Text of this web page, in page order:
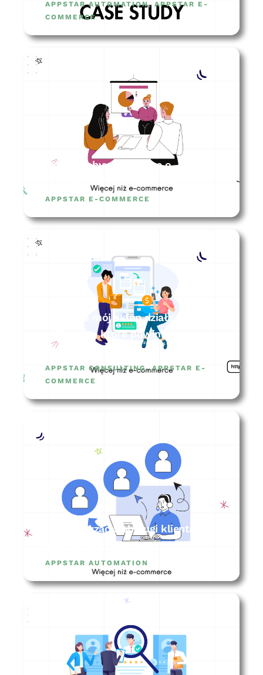
APPSTAR AUTOMATION, APPSTAR E-
COMMERCE
Gdzie zdobywać wiedzę o
APPSTAR E-COMMERCE
Dlaczego mój sklep działa wolno?
– 7 rzeczy, które powinieneś
sprawdzić
APPSTAR CONSULTING,APPSTAR E-
COMMERCE
Automatyzacja obsługi klienta –
jakie narzędzia wybrać?
APPSTAR AUTOMATION